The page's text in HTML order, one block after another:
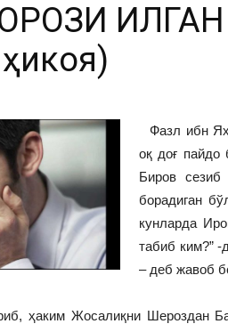
Фазл ибн
оқ доғ пайдо
Биров
борадиган
кунларда
табиб ким?”
– деб жавоб
ҳаким Жосалиқни Шероздан